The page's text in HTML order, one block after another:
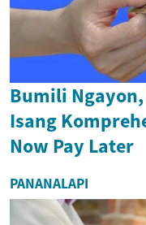
Bumili
Isang
Now Pay Later
PANANALAPI